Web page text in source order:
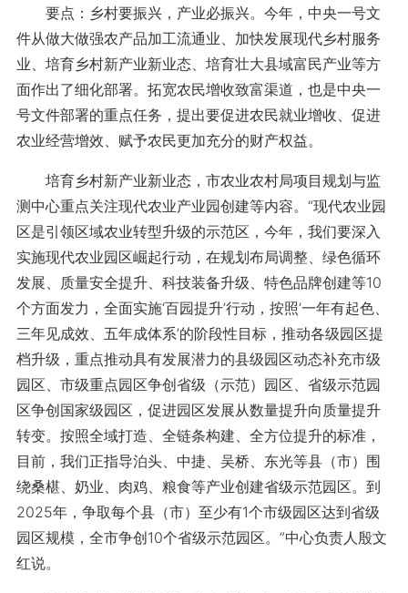
要点：乡村要振兴，产业必振兴。今年，中央一号文
件从做大做强农产品加工流通业、加快发展现代乡村服务
业、培育乡村新产业新业态、培育壮大县域富民产业等方
面作出了细化部署。拓宽农民增收致富渠道，也是中央一
号文件部署的重点任务，提出要促进农民就业增收、促进
农业经营增效、赋予农民更加充分的财产权益。
培育乡村新产业新业态，市农业农村局项目规划与监
测中心重点关注现代农业产业园创建等内容。“现代农业园
区是引领区域农业转型升级的示范区，今年，我们要深入
实施现代农业园区崛起行动，在规划布局调整、绿色循环
发展、质量安全提升、科技装备升级、特色品牌创建等10
个方面发力，全面实施‘百园提升’行动，按照‘一年有起色、
三年见成效、五年成体系’的阶段性目标，推动各级园区提
档升级，重点推动具有发展潜力的县级园区动态补充市级
园区、市级重点园区争创省级（示范）园区、省级示范园
区争创国家级园区，促进园区发展从数量提升向质量提升
转变。按照全域打造、全链条构建、全方位提升的标准，
目前，我们正指导泊头、中捷、吴桥、东光等县（市）围
绕桑椹、奶业、肉鸡、粮食等产业创建省级示范园区。到
2025年，争取每个县（市）至少有1个市级园区达到省级
园区规模，全市争创10个省级示范园区。”中心负责人殷文
红说。